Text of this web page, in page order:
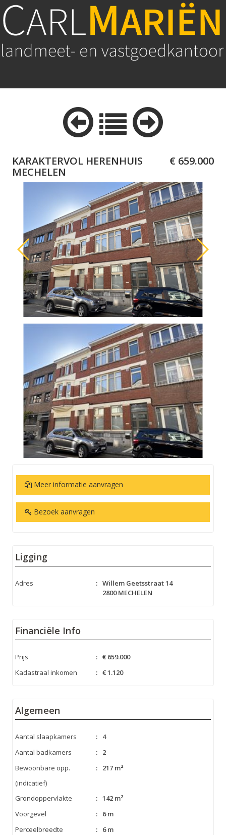
KARAKTERVOL HERENHUIS
MECHELEN
€ 659.000
Meer informatie aanvragen
Bezoek aanvragen
Ligging
Adres : Willem Geetsstraat 14
2800 MECHELEN
Financiële Info
Prijs : € 659.000
Kadastraal inkomen
: € 1.120
Algemeen
Aantal slaapkamers :
4
Aantal badkamers
:
2
Bewoonbare opp.
(indicatief)
: 217 m²
Grondoppervlakte : 142 m²
Voorgevel
:
6 m
Perceelbreedte
:
6 m